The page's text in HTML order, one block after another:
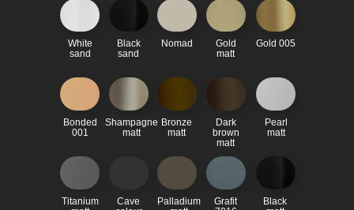
White
sand
Black
sand
Nomad
Gold
matt
Gold 005
Bonded
001
Shampagne
matt
Bronze
matt
Dark
brown
matt
Pearl
matt
Titanium
Cave
Palladium
Grafit
Black